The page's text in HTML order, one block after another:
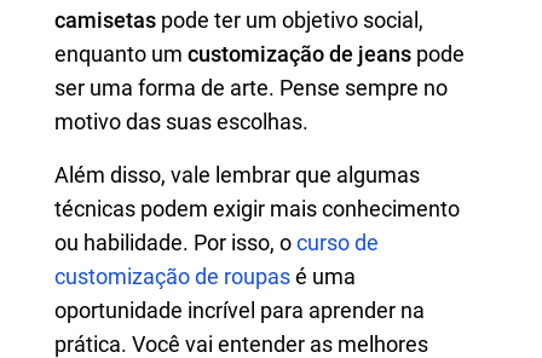
camisetas pode ter um objetivo social,
enquanto um customização de jeans pode
ser uma forma de arte. Pense sempre no
motivo das suas escolhas.
Além disso, vale lembrar que algumas
técnicas podem exigir mais conhecimento
ou habilidade. Por isso, ocurso de
customização de roupasé uma
oportunidade incrível para aprender na
prática. Você vai entender as melhores